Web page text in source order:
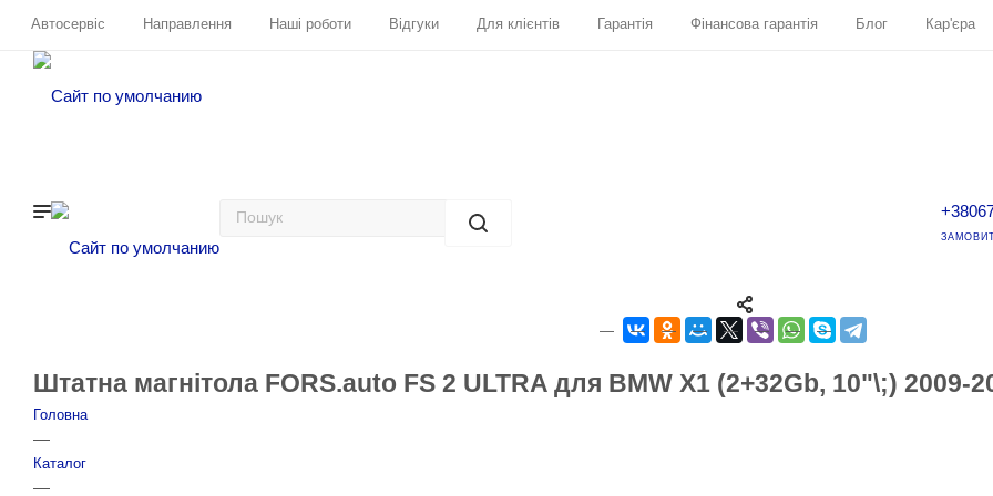
Автосервіс Направлення Наші роботи Відгуки Для клієнтів Гарантія Фінансова гарантія Блог Кар'єра
Штатна магнітола FORS.auto FS 2 ULTRA для BMW X1 (2+32Gb, 10"\;) 2009-
Головна
—
Каталог
—